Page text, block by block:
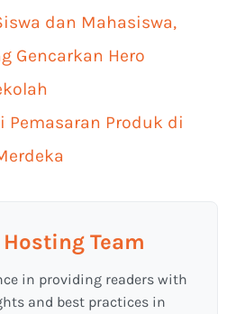
dan Mahasiswa,
Gencarkan Hero
Pemasaran Produk di
Team
in providing readers with
and best practices in